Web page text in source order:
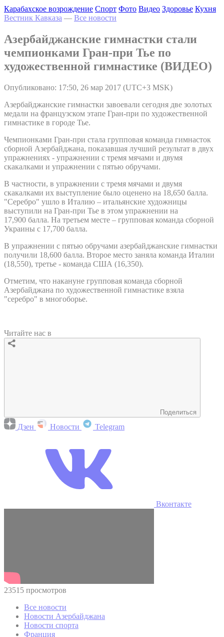
Карабахское возрождение Спорт Фото Видео Здоровье Кухня
Вестник Кавказа — Все новости
Азербайджанские гимнастки стали
чемпионками Гран-при Тье по
художественной гимнастике (ВИДЕО)
Опубликовано: 17:50, 26 мар 2017 (UTC+3 MSK)
Азербайджанские гимнастки завоевали сегодня две золотых
медали на французском этапе Гран-при по художественной
гимнастике в городе Тье.
Чемпионками Гран-при стала групповая команда гимнасток
сборной Азербайджана, показавшая лучший результат в двух
упражнениях - упражнении с тремя мячами и двумя
скакалками и упражнении с пятью обручами.
В частности, в упражнении с тремя мячами и двумя
скакалками их выступление было оценено на 18,650 балла.
"Серебро" ушло в Италию – итальянские художницы
выступили на Гран-при Тье в этом упражнении на
17,900 балла. На третьем месте – групповая команда сборной
Украины с 17,700 балла.
В упражнении с пятью обручами азербайджанские гимнастки
получили 18,600 балла. Второе место заняла команда Италии
(18,550), третье - команда США (16,350).
Отметим, что накануне групповая команда сборной
Азербайджана по художественной гимнастике взяла
"серебро" в многоборье.
Читайте нас в
Поделиться
Дзен Новости Telegram
Вконтакте
23515 просмотров
Все новости
Новости Азербайджана
Новости спорта
Франция